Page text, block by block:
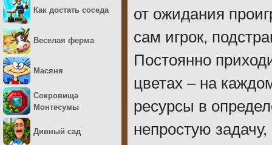
от ожидания
сам игрок,
Постоянно
цветах – на
ресурсы в
непростую
Как достать соседа
Веселая ферма
Масяня
Сокровища
Монтесумы
Дивный сад